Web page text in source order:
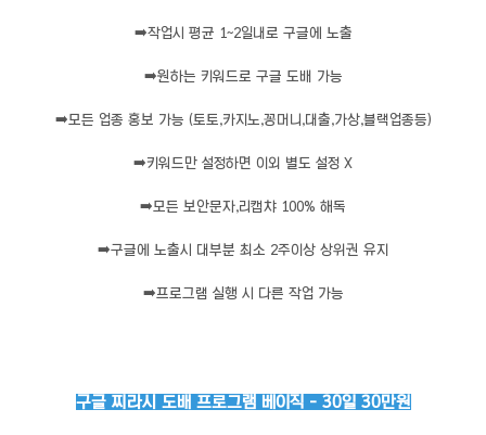
➡️작업시 평균 1~2일내로 구글에 노출
➡️원하는 키워드로 구글 도배 가능
➡️모든 업종 홍보 가능 (토토,카지노,꽁머니,대출,가상,블랙업종등)
➡️키워드만 설정하면 이외 별도 설정 X
➡️모든 보안문자,리캡챠 100% 해독
➡️구글에 노출시 대부분 최소 2주이상 상위권 유지
➡️프로그램 실행 시 다른 작업 가능
구글 찌라시 도배 프로그램 베이직 - 30일 30만원